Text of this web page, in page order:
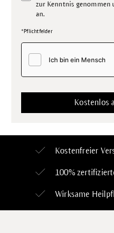
zur Kenntnis genommen
an.
*Pflichtfelder
Kostenfreier
100%
Wirksame